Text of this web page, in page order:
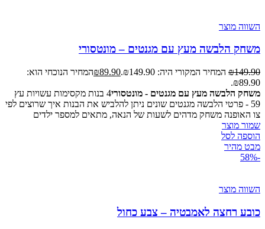
השווה מוצר
משחק הלבשה מעץ עם מגנטים – מונטסורי
₪149.90 המחיר המקורי היה: ₪149.90. ₪89.90
המחיר הנוכחי הוא:
₪89.90.
משחק הלבשה מעץ עם מגנטים - מונטסורי
4 בנות מקסימות עשויות עץ
59 - פרטי הלבשה מגנטים שונים ניתן להלביש את הבנות איך שרוצים לפי
צו האופנה משחק מדהים לשעות של הנאה, מתאים למספר ילדים
שמור מוצר
הוספה לסל
מבט מהיר
-58%
השווה מוצר
כובע רחצה לאמבטיה – צבע כחול